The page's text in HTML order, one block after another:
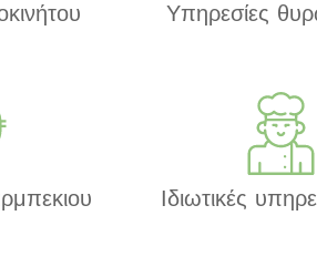
Υπηρεσίες
Ιδιωτικές